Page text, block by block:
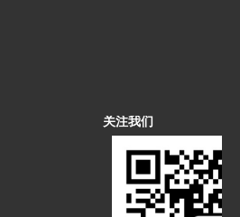
关注我们